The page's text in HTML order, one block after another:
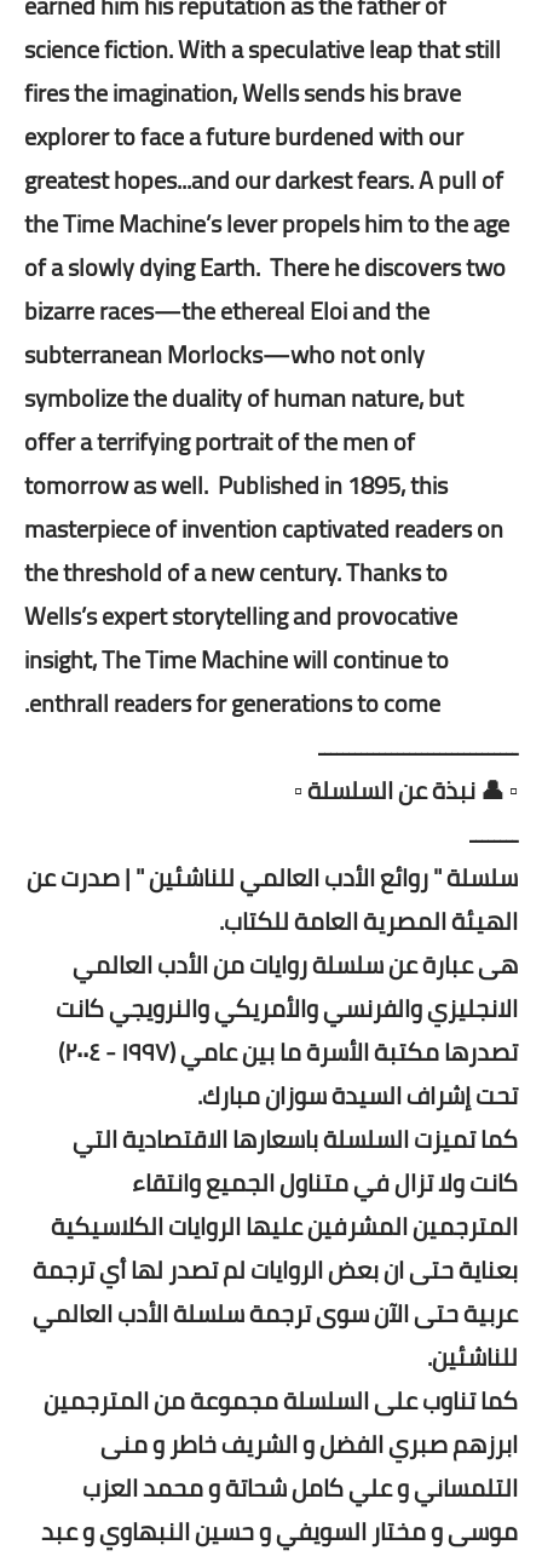
science fiction. With a speculative leap that still
fires the imagination, Wells sends his brave
explorer to face a future burdened with our
greatest hopes...and our darkest fears. A pull of
the Time Machine’s lever propels him to the age
of a slowly dying Earth. There he discovers two
bizarre races—the ethereal Eloi and the
subterranean Morlocks—who not only
symbolize the duality of human nature, but
offer a terrifying portrait of the men of
tomorrow as well. Published in 1895, this
masterpiece of invention captivated readers on
the threshold of a new century. Thanks to
Wells’s expert storytelling and provocative
insight, The Time Machine will continue to
enthrall readers for generations to come.
ـــــــــــــــــــــــــــــــــ
▫️ 👤 نبذة عن السلسلة ▫️
ــــــــ
سلسلة " روائع الأدب العالمي للناشئين " | صدرت عن
الهيئة المصرية العامة للكتاب.
هى عبارة عن سلسلة روايات من الأدب العالمي
الانجليزي والفرنسي والأمريكي والنرويجي كانت
تصدرها مكتبة الأسرة ما بين عامي (١٩٩٧ - ٢٠٠٤)
تحت إشراف السيدة سوزان مبارك.
كما تميزت السلسلة باسعارها الاقتصادية التي
كانت ولا تزال في متناول الجميع وانتقاء
المترجمين المشرفين عليها الروايات الكلاسيكية
بعناية حتى ان بعض الروايات لم تصدر لها أي ترجمة
عربية حتى الآن سوى ترجمة سلسلة الأدب العالمي
للناشئين.
كما تناوب على السلسلة مجموعة من المترجمين
ابرزهم صبري الفضل و الشريف خاطر و منى
التلمساني و علي كامل شحاتة و محمد العزب
موسى و مختار السويفي و حسين النبهاوي و عبد